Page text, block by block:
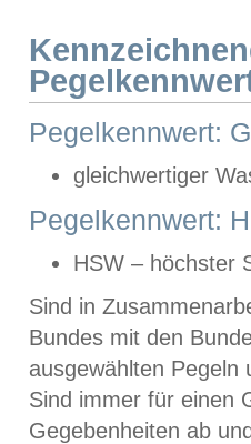
Pegelkennwert:
gleichwertiger
Pegelkennwert:
HSW – höchster
Sind in
Bundes mit den
ausgewählten
Sind immer für einen
Gegebenheiten ab